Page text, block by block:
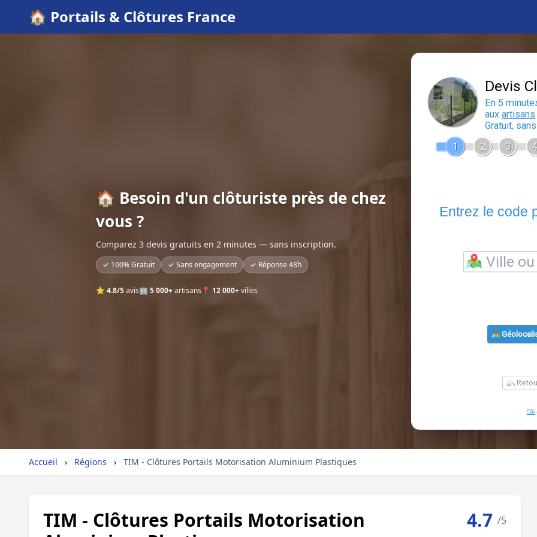
🏠 Portails & Clôtures France
🏠 Besoin d'un clôturiste près de chez
vous ?
Comparez 3 devis gratuits en 2 minutes — sans inscription.
✓ 100% Gratuit ✓ Sans engagement ✓ Réponse 48h
⭐ 4.8/5avis🏢 5 000+artisans 📍 12 000+villes
Accueil › Régions › TIM - Clôtures Portails Motorisation Aluminium Plastiques
TIM - Clôtures Portails Motorisation
4.7 /5